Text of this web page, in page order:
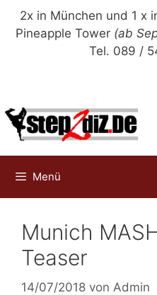
Zum
Inhalt
2x in München und 1 x
Pineapple Tower (ab
Tel. 089 /
Menü
Munich
Teaser
14/07/2018 von Admin